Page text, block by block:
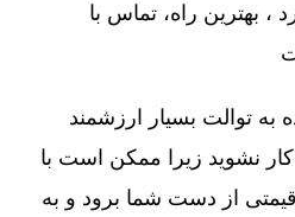
، بهترین راه، تماس با
به توالت بسیار ارزشمند
نشوید زیرا ممکن است با
از دست شما برود و به